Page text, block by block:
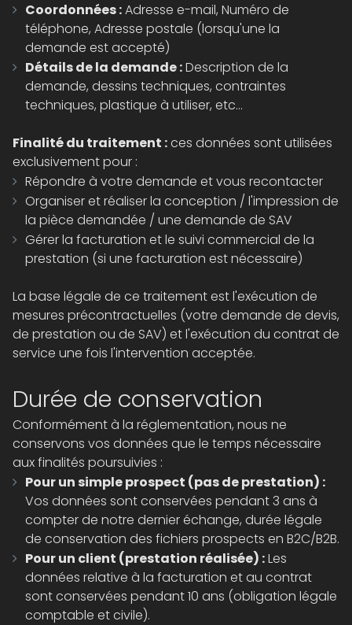
Coordonnées :Adresse e-mail, Numéro de
téléphone, Adresse postale (lorsqu'une la
demande est accepté)
Détails de la demande :Description de la
demande, dessins techniques, contraintes
techniques, plastique à utiliser, etc...
Finalité du traitement :ces données sont utilisées
exclusivement pour :
Répondre à votre demande et vous recontacter
Organiser et réaliser la conception / l'impression de
la pièce demandée / une demande de SAV
Gérer la facturation et le suivi commercial de la
prestation (si une facturation est nécessaire)
La base légale de ce traitement est l'exécution de
mesures précontractuelles (votre demande de devis,
de prestation ou de SAV) et l'exécution du contrat de
service une fois l'intervention acceptée.
Durée de conservation
Conformément à la réglementation, nous ne
conservons vos données que le temps nécessaire
aux finalités poursuivies :
Pour un simple prospect (pas de prestation) :
Vos données sont conservées pendant 3 ans à
compter de notre dernier échange, durée légale
de conservation des fichiers prospects en B2C/B2B.
Pour un client (prestation réalisée) :Les
données relative à la facturation et au contrat
sont conservées pendant 10 ans (obligation légale
comptable et civile).